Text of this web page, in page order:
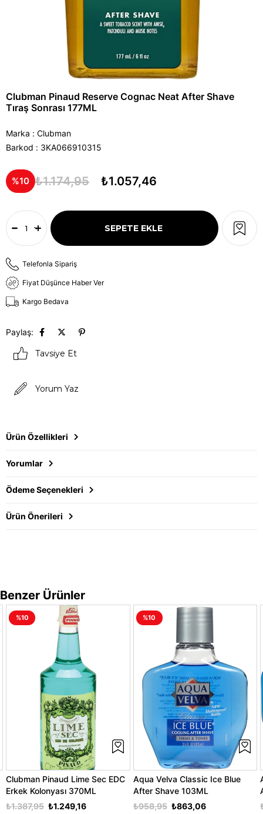
Clubman Pinaud Reserve Cognac Neat After Shave
Tıraş Sonrası 177ML
Marka : Clubman
Barkod : 3KA066910315
10 ₺1.174,95 ₺1.057,46
Telefonla Sipariş
Fiyat Düşünce Haber Ver
Kargo Bedava
Paylaş:
Tavsiye Et
Yorum Yaz
Ürün Özellikleri
Yorumlar
Ödeme Seçenekleri
Ürün Önerileri
Benzer Ürünler
Clubman Pinaud Lime Sec EDC
Erkek Kolonyası 370ML
₺1.249,16
₺1.387,95
%10
Aqua Velva Classic Ice Blue
After Shave 103ML
₺863,06
₺958,95
%10